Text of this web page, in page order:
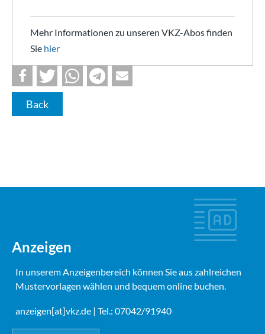
Mehr Informationen zu unseren VKZ-Abos finden
Sie hier
Back
Anzeigen
In unserem Anzeigenbereich können Sie aus zahlreichen
Mustervorlagen wählen und bequem online buchen.
anzeigen[at]vkz.de | Tel.: 07042/91940